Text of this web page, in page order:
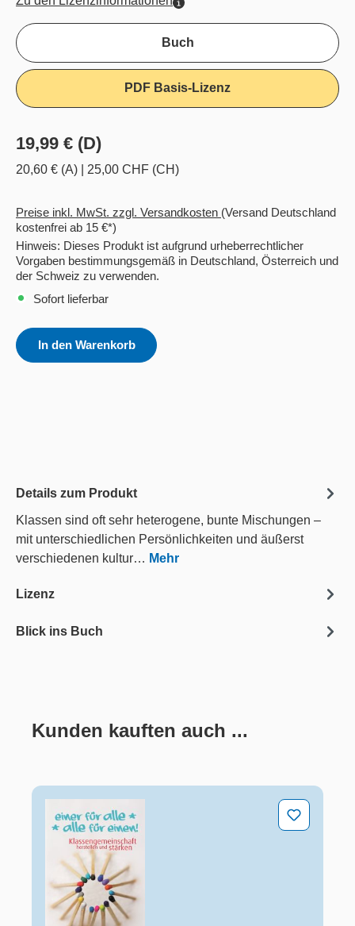
Buch
PDF Basis-Lizenz
19,99 € (D)
20,60 € (A) 25,00 CHF (CH)
Preise inkl. MwSt. zzgl. Versandkosten (Versand Deutschland
kostenfrei ab 15 €*)
Hinweis: Dieses Produkt ist aufgrund urheberrechtlicher
Vorgaben bestimmungsgemäß in Deutschland, Österreich und
der Schweiz zu verwenden.
Sofort lieferbar
In den Warenkorb
Details zum Produkt
Klassen sind oft sehr heterogene, bunte Mischungen –
mit unterschiedlichen Persönlichkeiten und äußerst
verschiedenen kultur… Mehr
Lizenz
Blick ins Buch
Produktgalerie überspringen
Kunden kauften auch ...
Einer für alle – alle für einen!